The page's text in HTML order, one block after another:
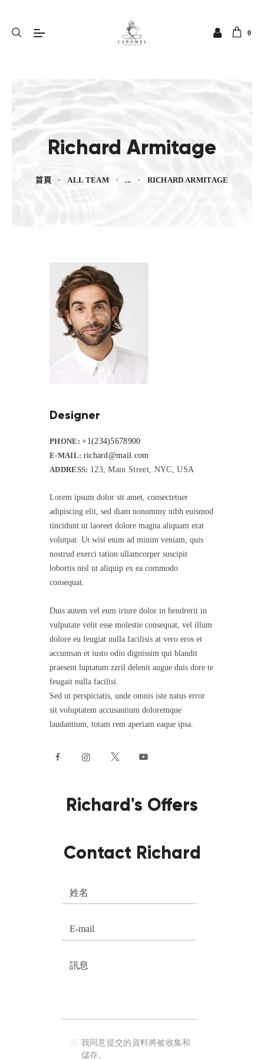
0
Richard Armitage
首頁 ALL TEAM ... RICHARD ARMITAGE
Designer
E-MAIL: richard@mail.com
PHONE:+1(234)5678900
ADDRESS: 123, Main Street, NYC, USA
Lorem ipsum dolor sit amet, consectetuer
adipiscing elit, sed diam nonummy nibh euismod
tincidunt ut laoreet dolore magna aliquam erat
volutpat. Ut wisi enim ad minim veniam, quis
nostrud exerci tation ullamcorper suscipit
lobortis nisl ut aliquip ex ea commodo
consequat.
Duis autem vel eum iriure dolor in hendrerit in
vulputate velit esse molestie consequat, vel illum
dolore eu feugiat nulla facilisis at vero eros et
accumsan et iusto odio dignissim qui blandit
praesent luptatum zzril delenit augue duis dore te
feugait nulla facilisi.
Sed ut perspiciatis, unde omnis iste natus error
sit voluptatem accusantium doloremque
laudantium, totam rem aperiam eaque ipsa.
Richard's Offers
Contact Richard
我同意提交的資料將被收集和
儲存。